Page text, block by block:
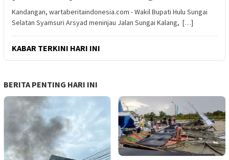
Kandangan, wartaberitaindonesia.com - Wakil Bupati Hulu Sungai
Selatan Syamsuri Arsyad meninjau Jalan Sungai Kalang, […]
KABAR TERKINI HARI INI
BERITA PENTING HARI INI